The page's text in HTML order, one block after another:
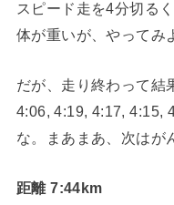
スピード走を4分切る
体が重いが、やってみ
だが、走り終わって結
4:06, 4:19, 4:17, 4:15,
な。まあまあ、次はが
距離 7:44km